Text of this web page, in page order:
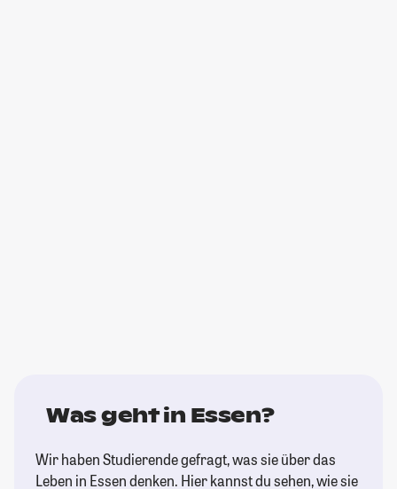
Was geht in Essen?
Wir haben Studierende gefragt, was sie über das
Leben in Essen denken. Hier kannst du sehen, wie sie